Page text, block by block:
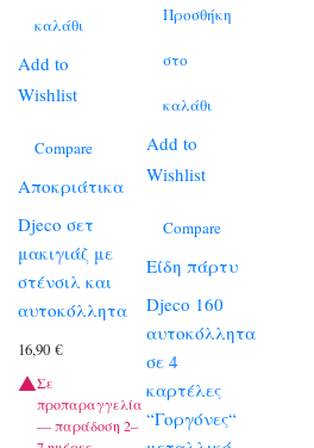
καλάθι
Add to
Wishlist
Compare
Αποκριάτικα
Djeco σετ
μακιγιάζ με
στένσιλ και
αυτοκόλλητα
16,90 €
Σε
προπαραγγελία
— παράδοση 2–
Προσθήκη
στο
καλάθι
Add to
Wishlist
Compare
Είδη πάρτυ
Djeco 160
αυτοκόλλητα
σε 4
καρτέλες
“Γοργόνες“